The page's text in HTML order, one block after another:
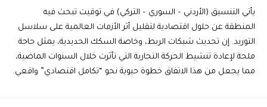
يأتي التنسيق (الأردني – السوري – التركي) في توقيت تبحث فيه
المنطقة عن حلول اقتصادية لتقليل أثر الأزمات العالمية على سلاسل
التوريد. إن تحديث شبكات الربط، وخاصة السكك الحديدية، يمثل حاجة
ملحة لإعادة تنشيط الحركة التجارية التي تأثرت خلال السنوات الماضية،
مما يجعل من هذا الاتفاق خطوة حيوية نحو “تكامل اقتصادي” واقعي.